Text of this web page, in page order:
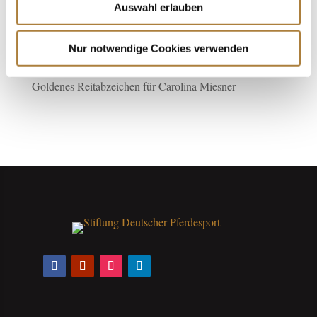
Auswahl erlauben
Nur notwendige Cookies verwenden
100. Geburtstag von HGW: Warendorf erinnert an eine
Legende des Pferdesports
Goldenes Reitabzeichen für Carolina Miesner